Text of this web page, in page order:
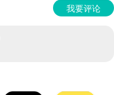
我要评论